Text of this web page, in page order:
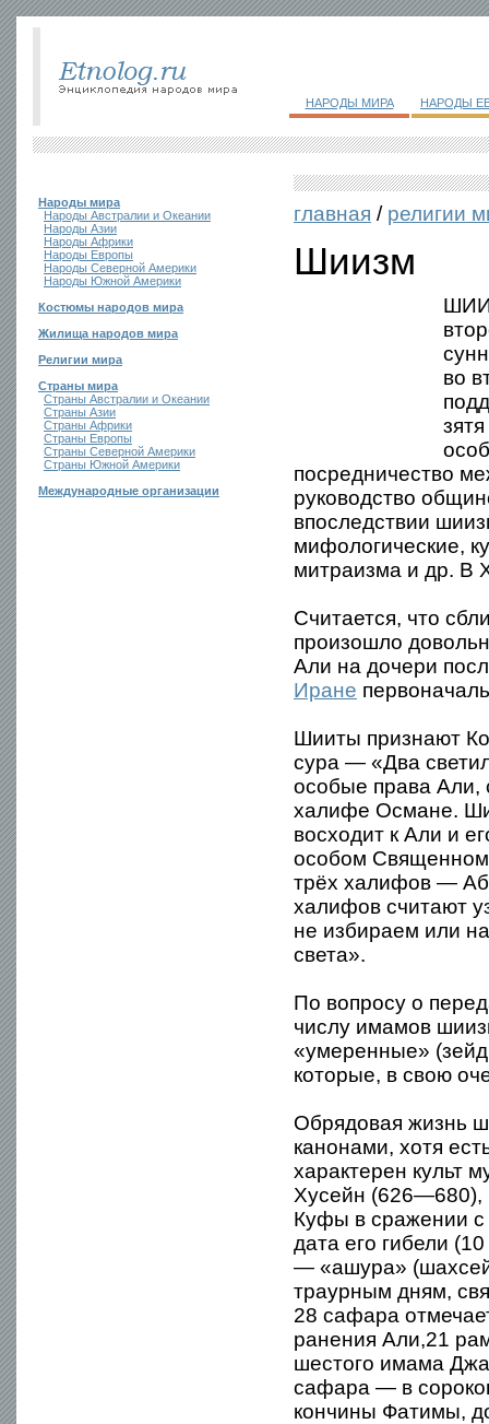
НАРОДЫ МИРА НАРОДЫ
Народы мира
Народы Австралии и Океании
Народы Азии
Народы Африки
Народы Европы
Народы Северной Америки
Народы Южной Америки
Костюмы народов мира
Жилища народов мира
Религии мира
Страны мира
Страны Австралии и Океании
Страны Азии
Страны Африки
Страны Европы
Страны Северной Америки
Страны Южной Америки
Международные организации
главная / религии
Шиизм
во
посредничество
руководство
впоследствии
мифологические,
митраизма и др. В
Считается, что
произошло
Али на дочери
Иране
Шииты признают
сура — «Два
особые права Али,
халифе Османе.
восходит к Али и
особом
трёх халифов —
халифов считают
не избираем или
света».
По вопросу о
числу имамов
«умеренные»
которые, в свою
Обрядовая жизнь
канонами, хотя
характерен культ
Хусейн (626—680),
Куфы в сражении с
дата его гибели
— «ашура»
траурным дням,
28 сафара
ранения Али,21
шестого имама
сафара — в
кончины Фатимы,